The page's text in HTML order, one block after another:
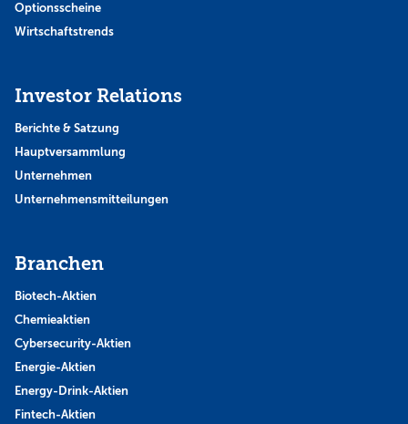
Optionsscheine
Wirtschaftstrends
Investor Relations
Berichte & Satzung
Hauptversammlung
Unternehmen
Unternehmensmitteilungen
Branchen
Biotech-Aktien
Chemieaktien
Cybersecurity-Aktien
Energie-Aktien
Energy-Drink-Aktien
Fintech-Aktien